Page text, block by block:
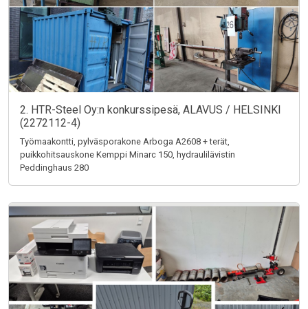
2. HTR-Steel Oy:n konkurssipesä, ALAVUS / HELSINKI
(2272112-4)
Työmaakontti, pylväsporakone Arboga A2608 + terät,
puikkohitsauskone Kemppi Minarc 150, hydraulilävistin
Peddinghaus 280